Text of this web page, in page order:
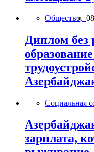
Общество,
Диплом без
Социальная
зарплата,